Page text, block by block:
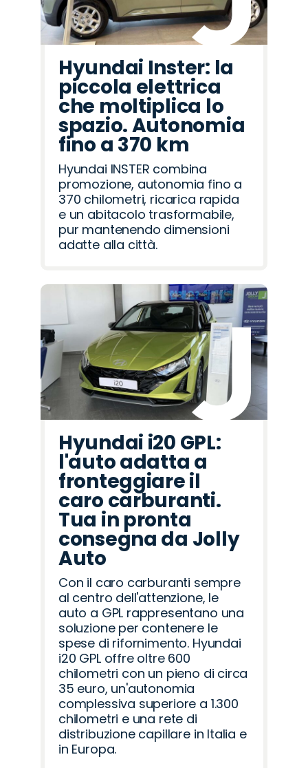
Hyundai Inster: la
piccola elettrica
che moltiplica lo
spazio. Autonomia
fino a 370 km
Hyundai INSTER combina
promozione, autonomia fino a
370 chilometri, ricarica rapida
e un abitacolo trasformabile,
pur mantenendo dimensioni
adatte alla città.
Hyundai i20 GPL:
l'auto adatta a
fronteggiare il
caro carburanti.
Tua in pronta
consegna da Jolly
Auto
Con il caro carburanti sempre
al centro dell'attenzione, le
auto a GPL rappresentano una
soluzione per contenere le
spese di rifornimento. Hyundai
i20 GPL offre oltre 600
chilometri con un pieno di circa
35 euro, un'autonomia
complessiva superiore a 1.300
chilometri e una rete di
distribuzione capillare in Italia e
in Europa.